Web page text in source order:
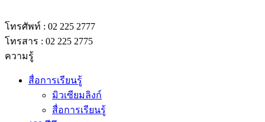
โทรศัพท์ : 02 225 2777
โทรสาร : 02 225 2775
ความรู้
สื่อการเรียนรู้
มิวเซียมลิงก์
สื่อการเรียนรู้